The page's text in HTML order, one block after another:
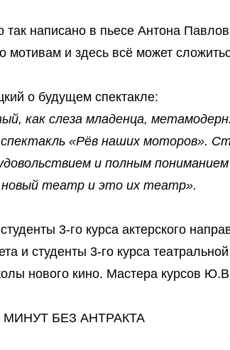
так написано в пьесе Антона
мотивам и здесь всё может
о будущем спектакле:
как слеза младенца,
«Рёв наших моторов».
и полным
театр и это их театр».
3-го курса актерского
и студенты 3-го курса
нового кино. Мастера курсов
МИНУТ БЕЗ АНТРАКТА